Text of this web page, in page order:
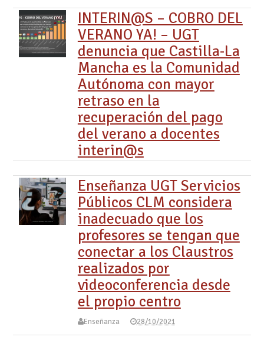
INTERIN@S – COBRO DEL
VERANO YA! – UGT
denuncia que Castilla-La
Mancha es la Comunidad
Autónoma con mayor
retraso en la
recuperación del pago
del verano a docentes
interin@s
Enseñanza UGT Servicios
Públicos CLM considera
inadecuado que los
profesores se tengan que
conectar a los Claustros
realizados por
videoconferencia desde
el propio centro
Enseñanza 28/10/2021